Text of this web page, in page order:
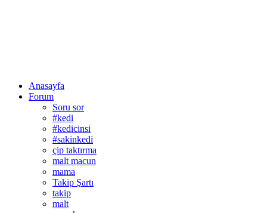
Anasayfa
Forum
Soru sor
#kedi
#kedicinsi
#sakinkedi
çip taktırma
malt macun
mama
Takip Şartı
takip
malt